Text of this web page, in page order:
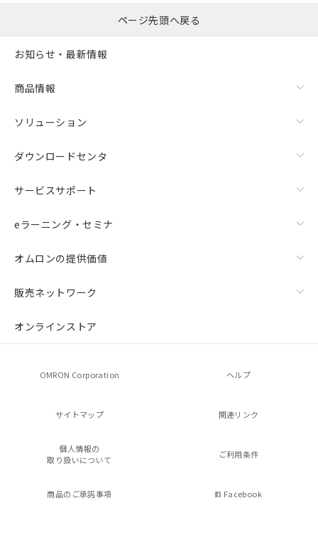
ページ先頭へ戻る
お知らせ・最新情報
商品情報
ソリューション
ダウンロードセンタ
サービスサポート
eラーニング・セミナ
オムロンの提供価値
販売ネットワーク
オンラインストア
OMRON Corporation ヘルプ
サイトマップ 関連リンク
個人情報の
取り扱いについて
ご利用条件
商品のご承諾事項 Facebook